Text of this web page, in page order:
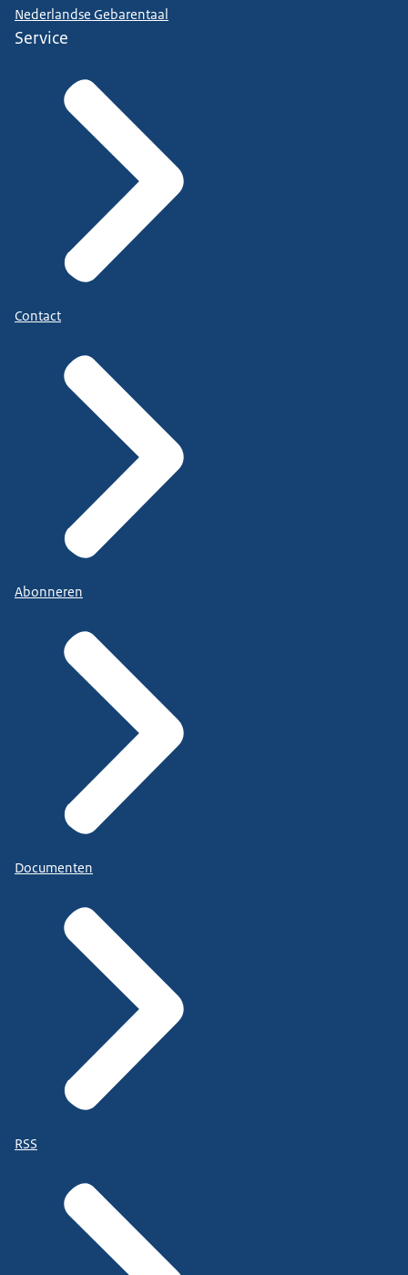
Nederlandse Gebarentaal
Service
Contact
Abonneren
Documenten
RSS